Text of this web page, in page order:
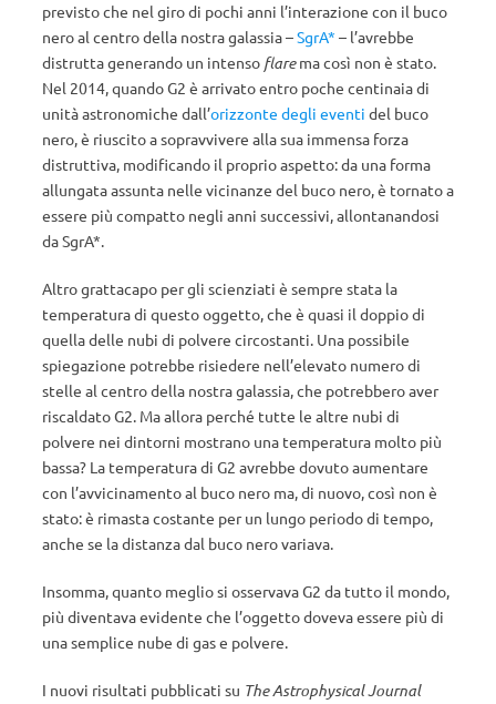
previsto che nel giro di pochi anni l’interazione con il buco
nero al centro della nostra galassia –SgrA* – l’avrebbe
distrutta generando un intenso flarema così non è stato.
Nel 2014, quando G2 è arrivato entro poche centinaia di
unità astronomiche dall’orizzonte degli eventi del buco
nero, è riuscito a sopravvivere alla sua immensa forza
distruttiva, modificando il proprio aspetto: da una forma
allungata assunta nelle vicinanze del buco nero, è tornato a
essere più compatto negli anni successivi, allontanandosi
da SgrA*.
Altro grattacapo per gli scienziati è sempre stata la
temperatura di questo oggetto, che è quasi il doppio di
quella delle nubi di polvere circostanti. Una possibile
spiegazione potrebbe risiedere nell’elevato numero di
stelle al centro della nostra galassia, che potrebbero aver
riscaldato G2. Ma allora perché tutte le altre nubi di
polvere nei dintorni mostrano una temperatura molto più
bassa? La temperatura di G2 avrebbe dovuto aumentare
con l’avvicinamento al buco nero ma, di nuovo, così non è
stato: è rimasta costante per un lungo periodo di tempo,
anche se la distanza dal buco nero variava.
Insomma, quanto meglio si osservava G2 da tutto il mondo,
più diventava evidente che l’oggetto doveva essere più di
una semplice nube di gas e polvere.
I nuovi risultati pubblicati su The Astrophysical Journal